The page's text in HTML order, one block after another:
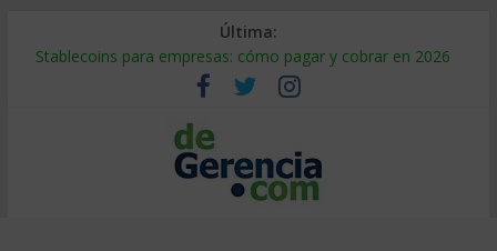
Última:
Stablecoins para empresas: cómo pagar y cobrar en 2026
Despido silencioso: qué es y por qué sale tan caro
IA en selección de personal: cómo auditarla a tiempo
Trabajo forzoso en la cadena de suministro: qué hacer
Mercado hispano de EE. UU.: cómo segmentarlo y venderle